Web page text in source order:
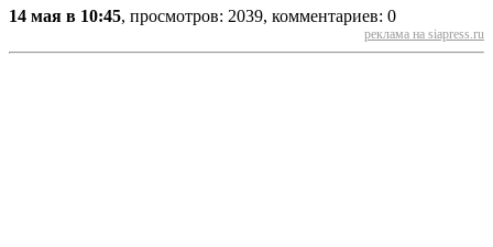
14 мая в 10:45, просмотров: 2039, комментариев: 0
реклама на siapress.ru